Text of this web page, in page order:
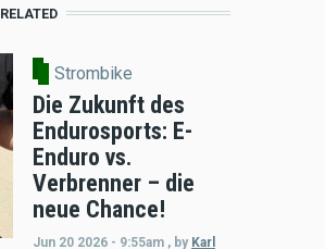
RELATED
Strombike
Die Zukunft des
Endurosports: E-
Enduro vs.
Verbrenner – die
neue Chance!
Jun 20 2026 - 9:55am , by Karl